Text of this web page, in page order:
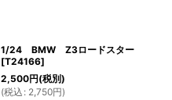
1/24 BMW Z3ロードスター
[T24166]
2,500円(税別)
(税込 : 2,750円)